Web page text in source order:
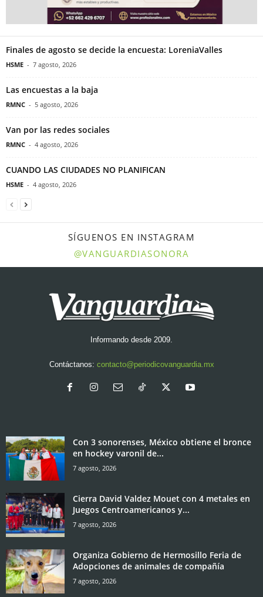
Finales de agosto se decide la encuesta: LoreniaValles
HSME - 7 agosto, 2026
Las encuestas a la baja
RMNC - 5 agosto, 2026
Van por las redes sociales
RMNC - 4 agosto, 2026
CUANDO LAS CIUDADES NO PLANIFICAN
HSME - 4 agosto, 2026
SÍGUENOS EN INSTAGRAM
@VANGUARDIASONORA
Informando desde 2009.
Contáctanos: contacto@periodicovanguardia.mx
Con 3 sonorenses, México obtiene el bronce
en hockey varonil de...
7 agosto, 2026
Cierra David Valdez Mouet con 4 metales en
Juegos Centroamericanos y...
7 agosto, 2026
Organiza Gobierno de Hermosillo Feria de
Adopciones de animales de compañía
7 agosto, 2026